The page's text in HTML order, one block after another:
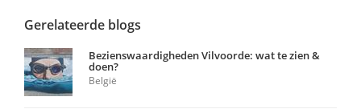
Gerelateerde blogs
Bezienswaardigheden Vilvoorde: wat te zien &
doen?
België